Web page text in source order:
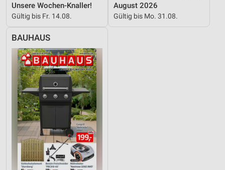
Unsere Wochen-Knaller!
Gültig bis Fr. 14.08.
August 2026
Gültig bis Mo. 31.08.
BAUHAUS